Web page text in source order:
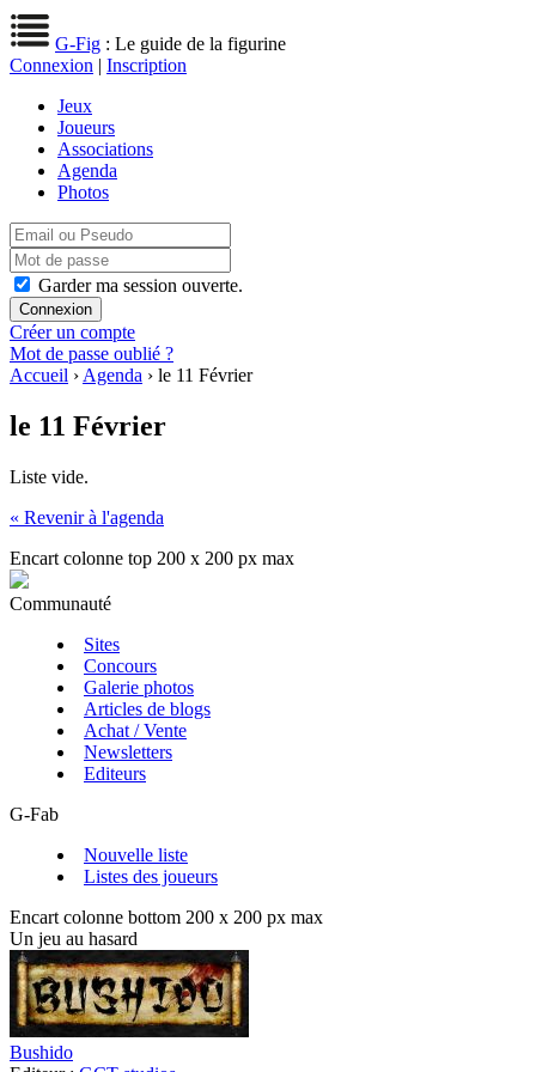
G-Fig : Le guide de la figurine
Connexion | Inscription
Jeux
Joueurs
Associations
Agenda
Photos
Garder ma session ouverte.
Créer un compte
Mot de passe oublié ?
Accueil › Agenda › le 11 Février
le 11 Février
Liste vide.
« Revenir à l'agenda
Encart colonne top 200 x 200 px max
Communauté
Sites
Concours
Galerie photos
Articles de blogs
Achat / Vente
Newsletters
Editeurs
G-Fab
Nouvelle liste
Listes des joueurs
Encart colonne bottom 200 x 200 px max
Un jeu au hasard
Bushido